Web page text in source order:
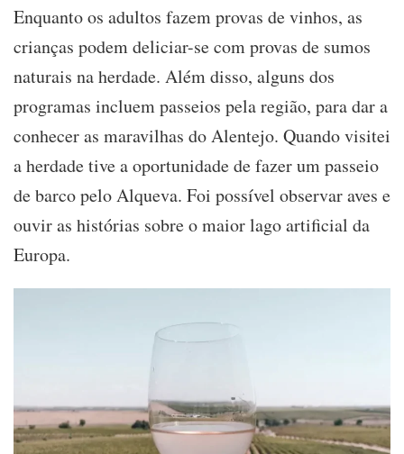
Enquanto os adultos fazem provas de vinhos, as
crianças podem deliciar-se com provas de sumos
naturais na herdade. Além disso, alguns dos
programas incluem passeios pela região, para dar a
conhecer as maravilhas do Alentejo. Quando visitei
a herdade tive a oportunidade de fazer um passeio
de barco pelo Alqueva. Foi possível observar aves e
ouvir as histórias sobre o maior lago artificial da
Europa.